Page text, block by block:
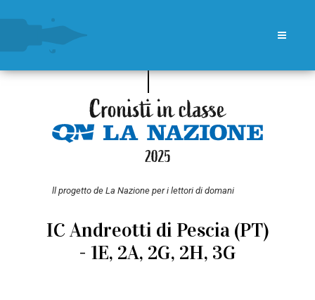
ll progetto de La Nazione per i lettori di domani
IC Andreotti di Pescia (PT)
- 1E, 2A, 2G, 2H, 3G